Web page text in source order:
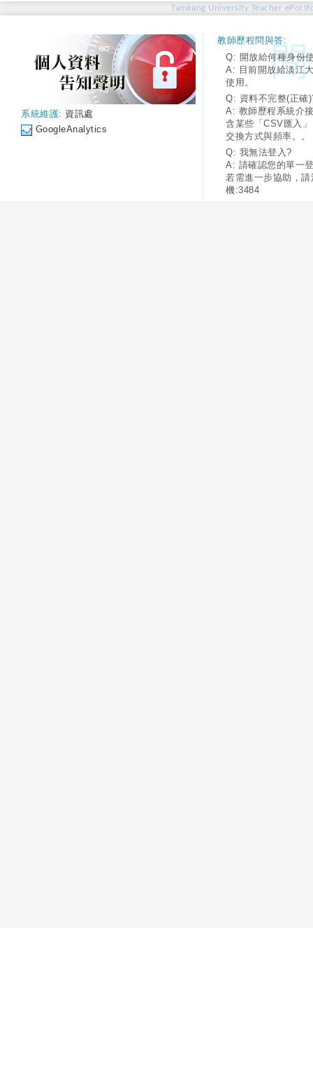
Tamkang University Teacher
系統維護: 資訊處
GoogleAnalytics
教師歷程問與答:
Q: 開放給何種身份
A: 目前開放給淡江
使用。
Q: 資料不完整(正確
A: 教師歷程系統介
含某些「CSV匯入
交換方式與頻率。。
Q: 我無法登入?
A: 請確認您的單一
若需進一步協助，
機:3484